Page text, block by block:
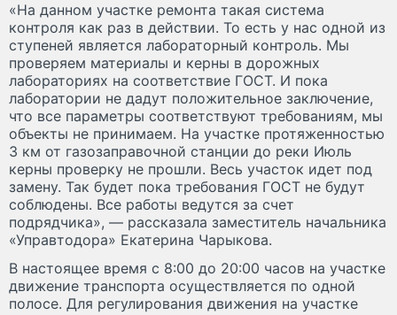
«На данном участке ремонта такая система
контроля как раз в действии. То есть у нас одной из
ступеней является лабораторный контроль. Мы
проверяем материалы и керны в дорожных
лабораториях на соответствие ГОСТ. И пока
лаборатории не дадут положительное заключение,
что все параметры соответствуют требованиям, мы
объекты не принимаем. На участке протяженностью
3 км от газозаправочной станции до реки Июль
керны проверку не прошли. Весь участок идет под
замену. Так будет пока требования ГОСТ не будут
соблюдены. Все работы ведутся за счет
подрядчика», — рассказала заместитель начальника
«Управтодора» Екатерина Чарыкова.
В настоящее время с 8:00 до 20:00 часов на участке
движение транспорта осуществляется по одной
полосе. Для регулирования движения на участке